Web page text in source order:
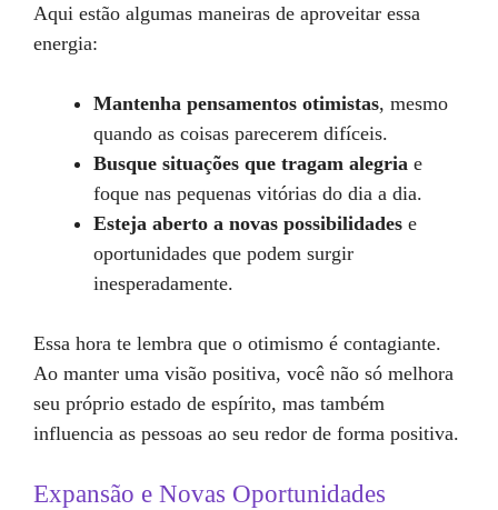
Aqui estão algumas maneiras de aproveitar essa
energia:
Mantenha pensamentos otimistas, mesmo
quando as coisas parecerem difíceis.
Busque situações que tragam alegria e
foque nas pequenas vitórias do dia a dia.
Esteja aberto a novas possibilidades e
oportunidades que podem surgir
inesperadamente.
Essa hora te lembra que o otimismo é contagiante.
Ao manter uma visão positiva, você não só melhora
seu próprio estado de espírito, mas também
influencia as pessoas ao seu redor de forma positiva.
Expansão e Novas Oportunidades